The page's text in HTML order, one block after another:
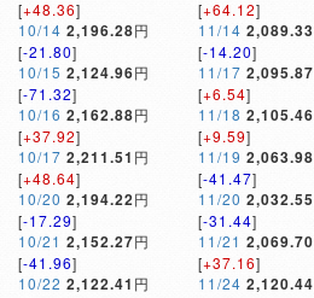
[+48.36]
10/14 2,196.28円
[-21.80]
10/15 2,124.96円
[-71.32]
10/16 2,162.88円
[+37.92]
10/17 2,211.51 円
[+48.64]
10/20 2,194.22円
[-17.29]
10/21 2,152.27円
[-41.96]
10/22 2,122.41 円
[+64.12]
11/14 2,089.33
[-14.20]
11/17 2,095.87
[+6.54]
11/18 2,105.46
[+9.59]
11/19 2,063.98
[-41.47]
11/20 2,032.55
[-31.44]
11/21 2,069.70
[+37.16]
11/24 2,120.44